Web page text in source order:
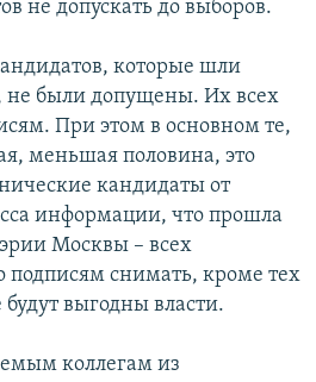
не допускать до выборов.
которые шли
были допущены. Их всех
При этом в основном те,
меньшая половина, это
кандидаты от
информации, что прошла
Москвы – всех
снимать, кроме тех
выгодны власти.
коллегам из